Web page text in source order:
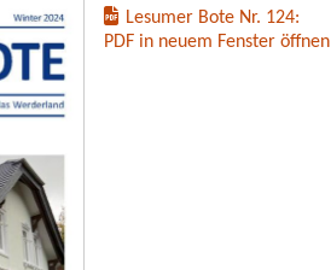
Lesumer Bote Nr. 124:
PDF in neuem Fenster öffnen